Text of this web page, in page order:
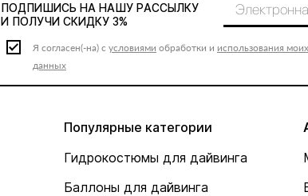
ПОДПИШИСЬ НА НАШУ РАССЫЛКУ
И ПОЛУЧИ СКИДКУ 3%
Я согласен(-на) с условиями обработки и использования
данных
Популярные категории
Гидрокостюмы для дайвинга
Баллоны для дайвинга